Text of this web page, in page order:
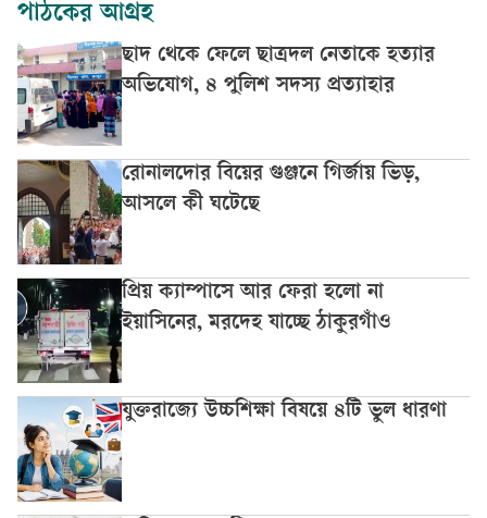
পাঠকের আগ্রহ
ছাদ থেকে ফেলে ছাত্রদল নেতাকে হত্যার
অভিযোগ, ৪ পুলিশ সদস্য প্রত্যাহার
রোনালদোর বিয়ের গুঞ্জনে গির্জায় ভিড়,
আসলে কী ঘটেছে
প্রিয় ক্যাম্পাসে আর ফেরা হলো না
ইয়াসিনের, মরদেহ যাচ্ছে ঠাকুরগাঁও
যুক্তরাজ্যে উচ্চশিক্ষা বিষয়ে ৪টি ভুল ধারণা